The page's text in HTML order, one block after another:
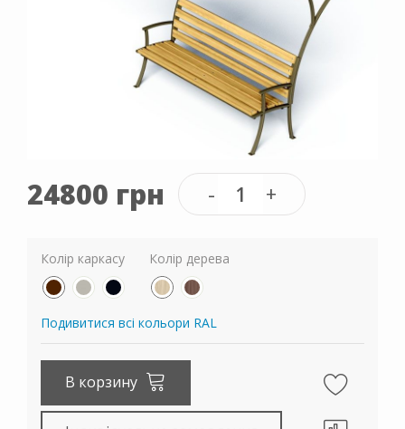
24800 грн
Колір каркасу Колір дерева
Подивитися всі кольори RAL
В корзину